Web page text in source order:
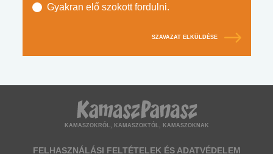
Gyakran elő szokott fordulni.
SZAVAZAT ELKÜLDÉSE
KAMASZOKRÓL, KAMASZOKTÓL, KAMASZOKNAK
FELHASZNÁLÁSI FELTÉTELEK ÉS ADATVÉDELEM